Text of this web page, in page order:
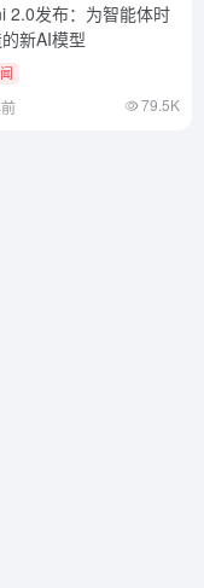
2.0发布：为智能体时
新AI模型
79.5K